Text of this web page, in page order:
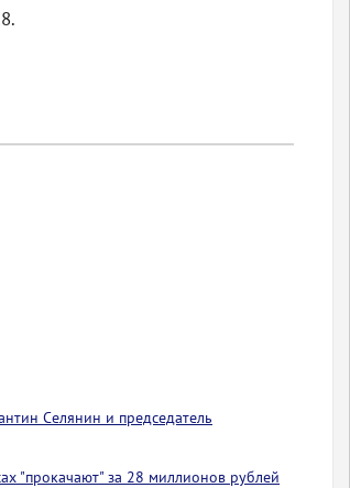
Селянин и председатель
"прокачают" за 28 миллионов рублей